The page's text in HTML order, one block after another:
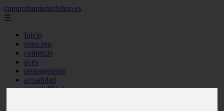
comportamientofelino.es
☰
Inicio
zona pro
comercio
aves
protagonistas
actualidad
acuariofilia 2